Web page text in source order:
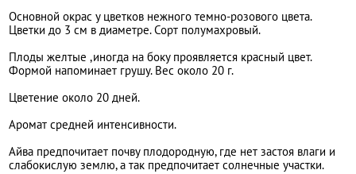
Основной окрас у цветков нежного темно-розового цвета.
Цветки до 3 см в диаметре. Сорт полумахровый.
Плоды желтые ,иногда на боку проявляется красный цвет.
Формой напоминает грушу. Вес около 20 г.
Цветение около 20 дней.
Аромат средней интенсивности.
Айва предпочитает почву плодородную, где нет застоя влаги и
слабокислую землю, а так предпочитает солнечные участки.